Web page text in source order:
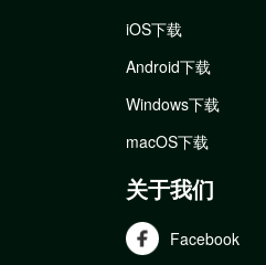
iOS下载
Android下载
Windows下载
macOS下载
关于我们
Facebook